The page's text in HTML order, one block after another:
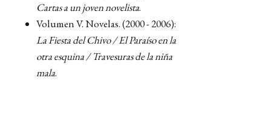
Cartas a un joven novelista.
Volumen V. Novelas. (2000 - 2006):
La Fiesta del Chivo / El Paraíso en la
otra esquina / Travesuras de la niña
mala.